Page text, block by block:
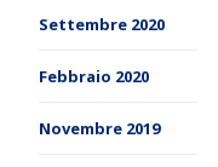
Settembre 2020
Febbraio 2020
Novembre 2019